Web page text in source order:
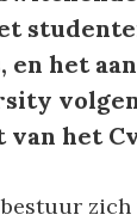
het
het